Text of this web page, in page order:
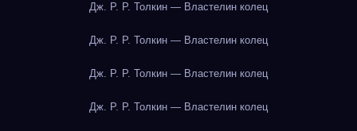
Дж. Р. Р. Толкин — Властелин колец
Дж. Р. Р. Толкин — Властелин колец
Дж. Р. Р. Толкин — Властелин колец
Дж. Р. Р. Толкин — Властелин колец